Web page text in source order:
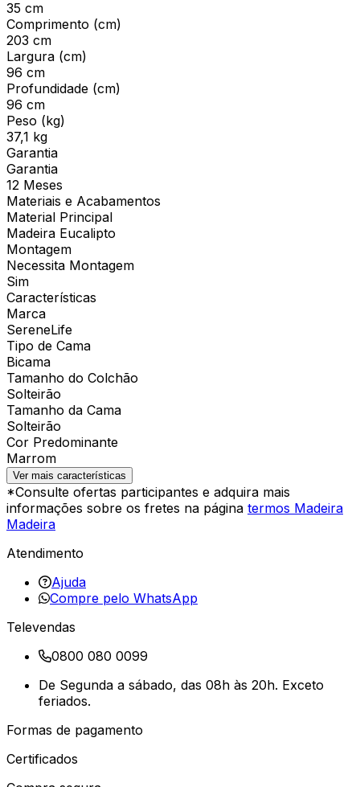
35 cm
Comprimento (cm)
203 cm
Largura (cm)
96 cm
Profundidade (cm)
96 cm
Peso (kg)
37,1 kg
Garantia
Garantia
12 Meses
Materiais e Acabamentos
Material Principal
Madeira Eucalipto
Montagem
Necessita Montagem
Sim
Características
Marca
SereneLife
Tipo de Cama
Bicama
Tamanho do Colchão
Solteirão
Tamanho da Cama
Solteirão
Cor Predominante
Marrom
Ver mais características
*Consulte ofertas participantes e adquira mais
informações sobre os fretes na página termos Madeira
Madeira
Atendimento
Ajuda
Compre pelo WhatsApp
Televendas
0800 080 0099
De Segunda a sábado, das 08h às 20h. Exceto
feriados.
Formas de pagamento
Certificados